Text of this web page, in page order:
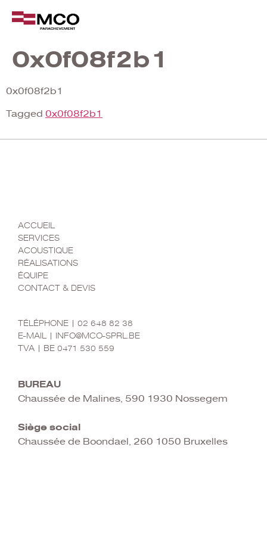
0x0f08f2b1
0x0f08f2b1
Tagged 0x0f08f2b1
ACCUEIL
SERVICES
ACOUSTIQUE
RÉALISATIONS
ÉQUIPE
CONTACT & DEVIS
TÉLÉPHONE | 02 648 82 38
E-MAIL | INFO@MCO-SPRL.BE
TVA | BE 0471 530 559
BUREAU
Chaussée de Malines, 590 1930 Nossegem
Siège social
Chaussée de Boondael, 260 1050 Bruxelles